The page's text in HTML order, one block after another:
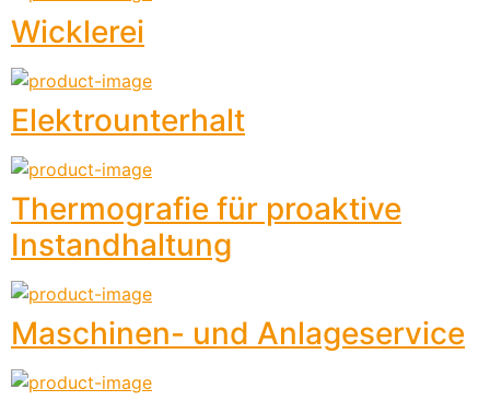
Wicklerei
Elektrounterhalt
Thermografie für proaktive
Instandhaltung
Maschinen- und Anlageservice